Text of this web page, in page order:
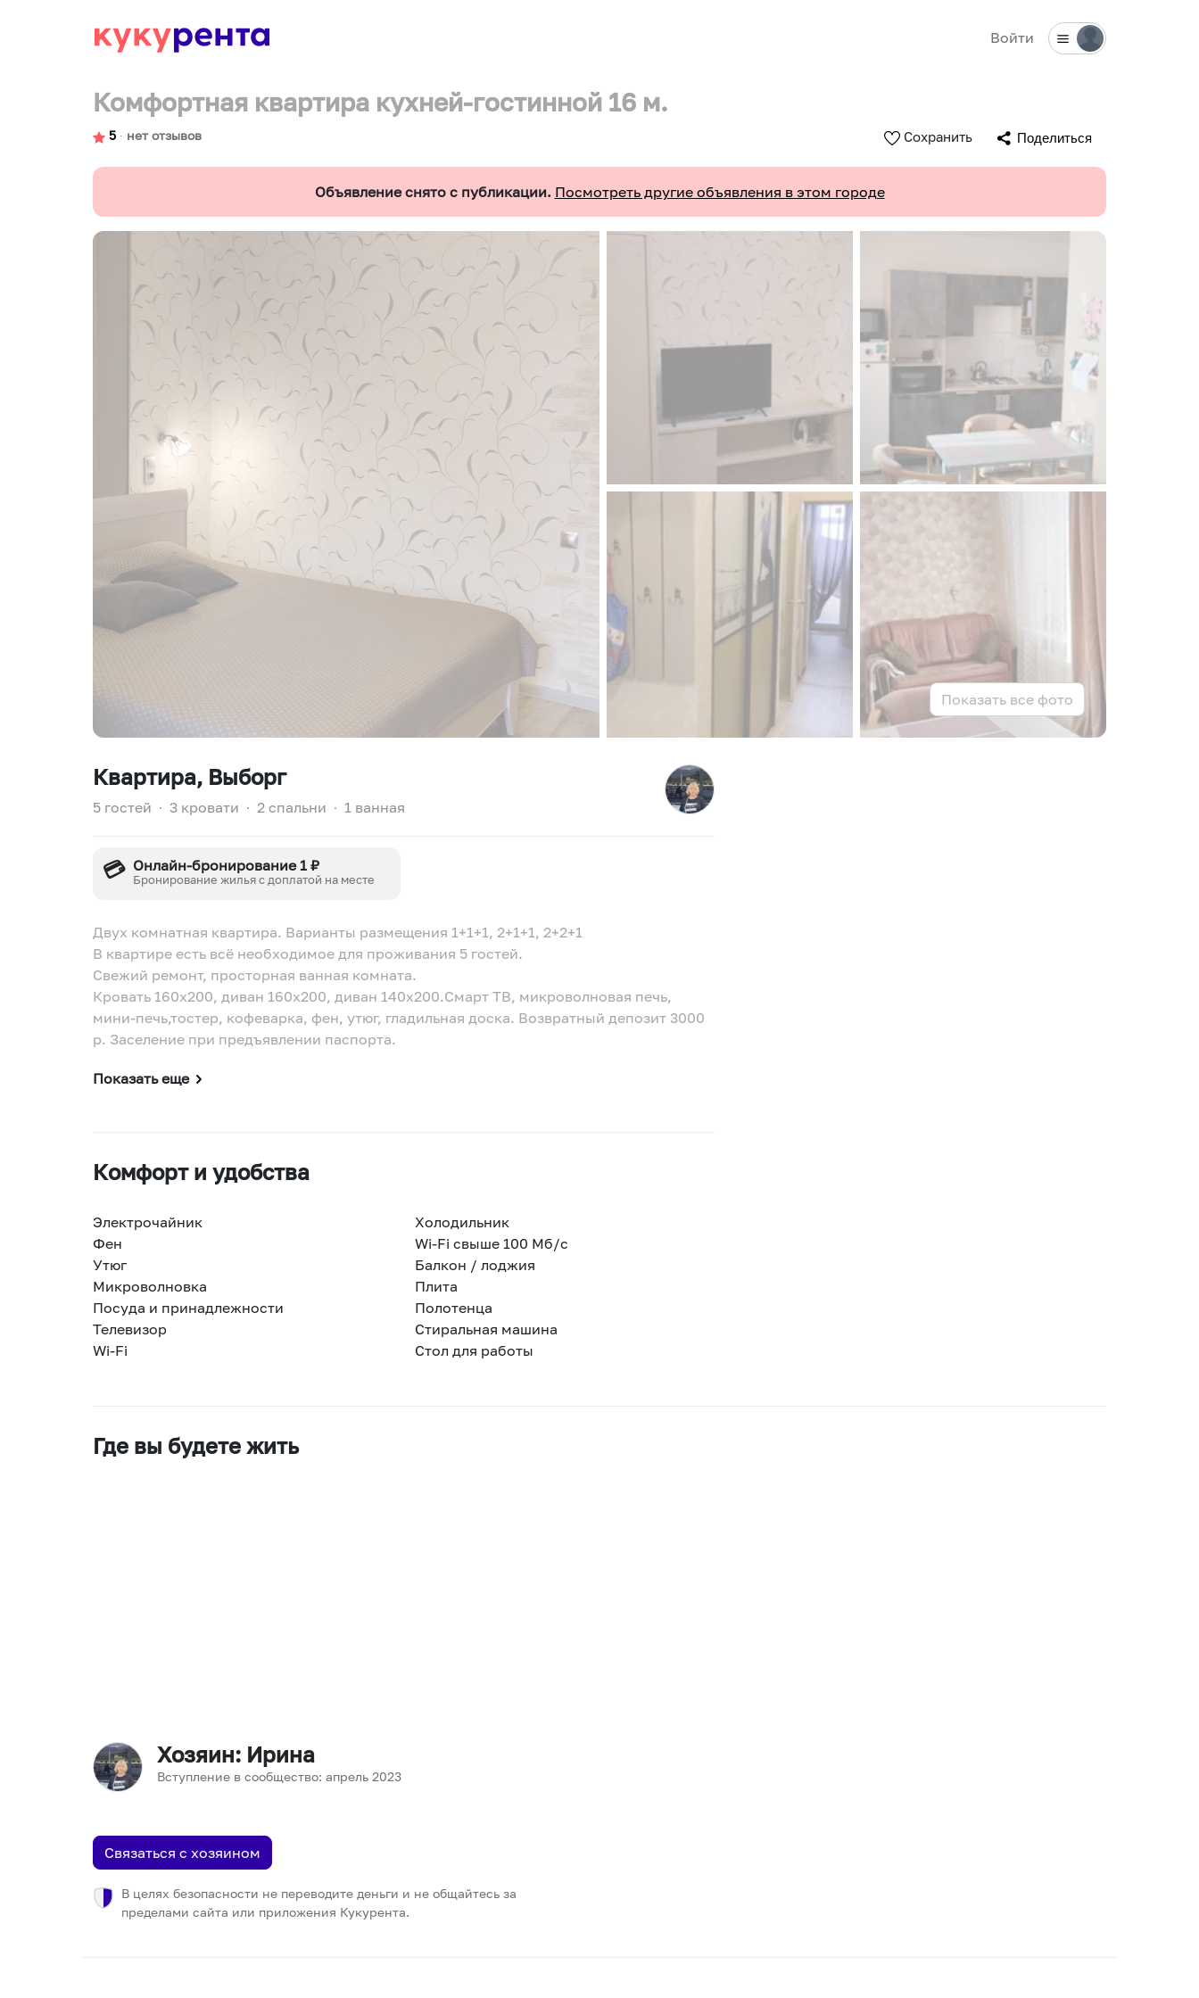
Войти
Комфортная квартира кухней-гостинной 16 м.
5 ∙ нет отзывов Сохранить Поделиться
Объявление снято с публикации. Посмотреть другие объявления в этом городе
Показать все фото
Квартира, Выборг
5 гостей ∙ 3 кровати ∙ 2 спальни ∙ 1 ванная
💳 Онлайн-бронирование 1 ₽
Бронирование жилья с доплатой на месте
Двух комнатная квартира. Варианты размещения 1+1+1, 2+1+1, 2+2+1
В квартире есть всё необходимое для проживания 5 гостей.
Свежий ремонт, просторная ванная комната.
Кровать 160х200, диван 160х200, диван 140х200.Смарт ТВ, микроволновая печь,
мини-печь,тостер, кофеварка, фен, утюг, гладильная доска. Возвратный депозит 3000
р. Заселение при предъявлении паспорта.
Показать еще
Комфорт и удобства
Электрочайник
Холодильник
Фен
Wi-Fi свыше 100 Мб/с
Утюг
Балкон / лоджия
Микроволновка
Плита
Посуда и принадлежности
Полотенца
Телевизор
Стиральная машина
Wi-Fi
Стол для работы
Где вы будете жить
Хозяин: Ирина
Вступление в сообщество: апрель 2023
Связаться с хозяином
В целях безопасности не переводите деньги и не общайтесь за
пределами сайта или приложения Кукурента.